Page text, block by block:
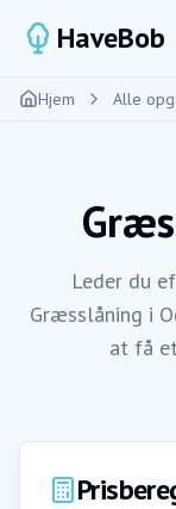
HaveBob
Hjem Alle
Leder du
Græsslåning i
at få